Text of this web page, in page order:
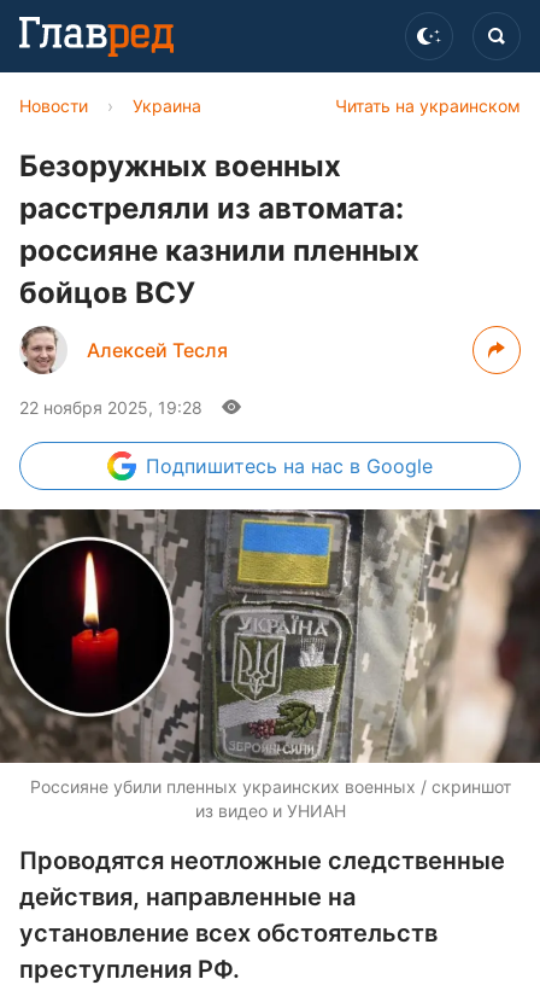
Читать на украинском
Новости › Украина
Безоружных военных
расстреляли из автомата:
россияне казнили пленных
бойцов ВСУ
Алексей Тесля
22 ноября 2025, 19:28
Подпишитесь на нас в Google
Россияне убили пленных украинских военных / скриншот
из видео и УНИАН
Проводятся неотложные следственные
действия, направленные на
установление всех обстоятельств
преступления РФ.